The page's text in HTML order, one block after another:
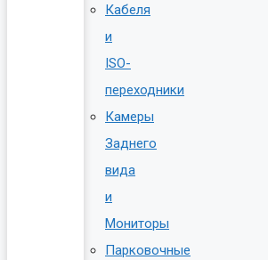
Кабеля
и
ISO-
переходники
Камеры
Заднего
вида
и
Мониторы
Парковочные